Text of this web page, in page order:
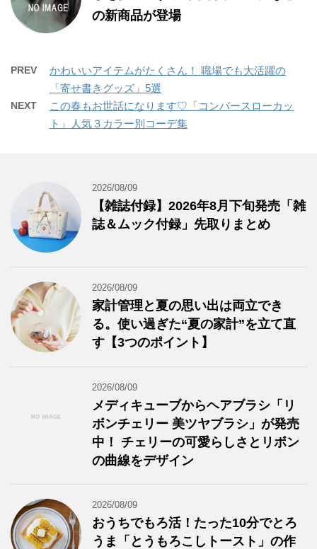
の新商品が登場
PREV
かわいいアイテムがたくさん！ 職場でも大活躍の
「寄せ書きグッズ」5選
NEXT
この春もお世話になります♡「コンバースローカッ
ト」人気３カラー別コーデ集
2026/08/09
【雑誌付録】2026年8月下旬発売「雑
誌＆ムック付録」先取りまとめ
2026/08/09
家計管理と夏の思い出は両立でき
る。使い過ぎた“夏の家計”を立て直
す【3つのポイント】
2026/08/09
メディキューブからヘアブラシ「リ
ボンチェリー 美ツヤブラシ」が発売
中！ チェリーの可愛らしさとリボン
の曲線をデザイン
2026/08/09
おうちでもろ活！たった10分でとろ
うま「とうもろこしトースト」の作